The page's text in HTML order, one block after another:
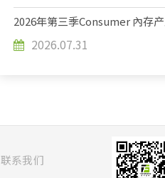
2026年第三季Consumer 內存
2026.07.31
联系我们